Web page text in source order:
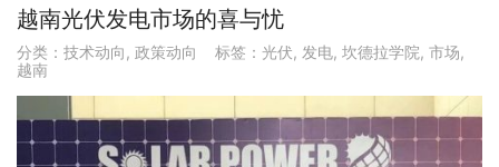
越南光伏发电市场的喜与忧
分类： 技术动向 , 政策动向 标签： 光伏, 发电, 坎德拉学院, 市场,
越南